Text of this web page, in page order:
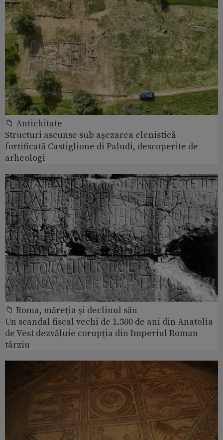
📁 Antichitate
Structuri ascunse sub așezarea elenistică
fortificată Castiglione di Paludi, descoperite de
arheologi
📁 Roma, măreţia şi declinul său
Un scandal fiscal vechi de 1.500 de ani din Anatolia
de Vest dezvăluie corupția din Imperiul Roman
târziu